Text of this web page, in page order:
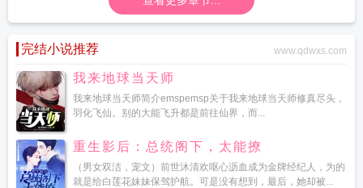
完结小说推荐 www.qdwxs.com
我来地球当天师
我来地球当天师简介emspemsp关于我来地球当天师修真尽头，
羽化飞仙。别的大能飞升都是前往仙界，而...
重生影后：总统阁下，太能撩
（男女双洁，宠文）前世沐清欢呕心沥血成为金牌经纪人，为的
就是给白莲花妹妹保驾护航。可是没有想到，最后，她却被...